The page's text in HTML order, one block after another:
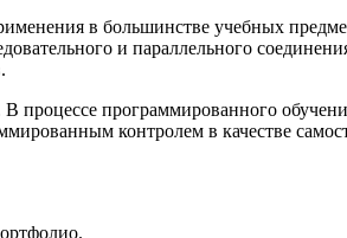
в большинстве учебных
и параллельного
программированного
контролем в качестве